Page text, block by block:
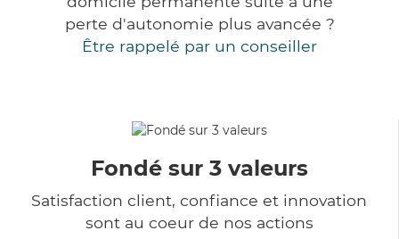
perte d'autonomie plus avancée ?
Être rappelé par un conseiller
Fondé sur 3 valeurs
Satisfaction client, confiance et innovation
sont au coeur de nos actions